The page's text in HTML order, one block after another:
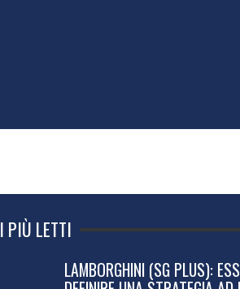
I PIÙ LETTI
LAMBORGHINI (SG PLUS):